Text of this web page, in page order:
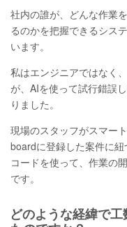
社内の誰が、どんな作業
るのかを把握できるシス
います。
私はエンジニアではなく
が、AIを使って試行錯誤
りました。
現場のスタッフがスマー
boardに登録した案件に
コードを使って、作業の
です。
どのような経緯で